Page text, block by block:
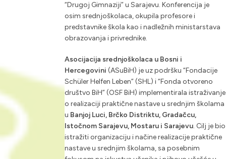
“Drugoj Gimnaziji” u Sarajevu. Konferencija je
osim srednjoškolaca, okupila profesore i
predstavnike škola kao i nadležnih ministarstava
obrazovanja i privrednike.
Asocijacija srednjoškolaca u Bosni i
Hercegovini (ASuBiH) je uz podršku “Fondacije
Schüler Helfen Leben” (SHL) i “Fonda otvoreno
društvo BiH” (OSF BiH) implementirala istraživanje
o realizaciji praktične nastave u srednjim školama
u Banjoj Luci, Brčko Distriktu, Gradačcu,
Istočnom Sarajevu, Mostaru i Sarajevu. Cilj je bio
istražiti organizaciju i načine realizacije praktične
nastave u srednjim školama, sa posebnim